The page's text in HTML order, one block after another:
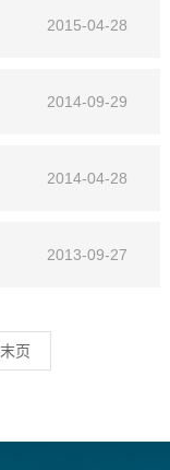
2015-04-28
2014-09-29
2014-04-28
2013-09-27
末页